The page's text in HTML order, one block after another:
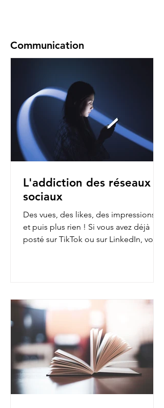
Communication
L'addiction des réseaux
sociaux
Des vues, des likes, des impressions…
et puis plus rien ! Si vous avez déjà
posté sur TikTok ou sur LinkedIn, vous